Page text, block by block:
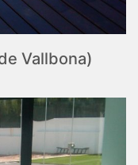
Vallbona)